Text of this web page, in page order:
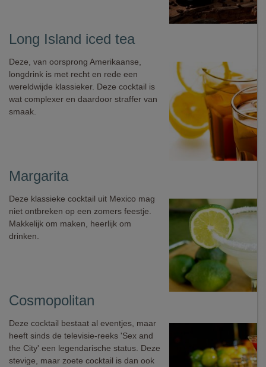
Long Island iced tea
Deze, van oorsprong Amerikaanse,
longdrink is met recht en rede een
wereldwijde klassieker. Deze cocktail is
wat complexer en daardoor straffer van
smaak.
Margarita
Deze klassieke cocktail uit Mexico mag
niet ontbreken op een zomers feestje.
Makkelijk om maken, heerlijk om
drinken.
Cosmopolitan
Deze cocktail bestaat al eventjes, maar
heeft sinds de televisie-reeks 'Sex and
the City' een legendarische status. Deze
stevige, maar zoete cocktail is dan ook